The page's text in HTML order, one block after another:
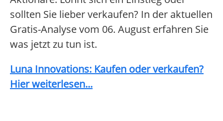
sollten Sie lieber verkaufen? In der aktuellen
Gratis-Analyse vom 06. August erfahren Sie
was jetzt zu tun ist.
Luna Innovations: Kaufen oder verkaufen?
Hier weiterlesen...